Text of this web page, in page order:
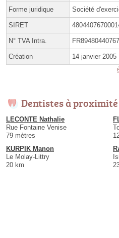
Forme juridique Société
SIRET
N° TVA Intra. FR89480440767
Création 14 janvier 2005
Dentistes à proximité
LECONTE Nathalie
Rue Fontaine Venise
79 mètres
KURPIK Manon
Le Molay-Littry
20 km